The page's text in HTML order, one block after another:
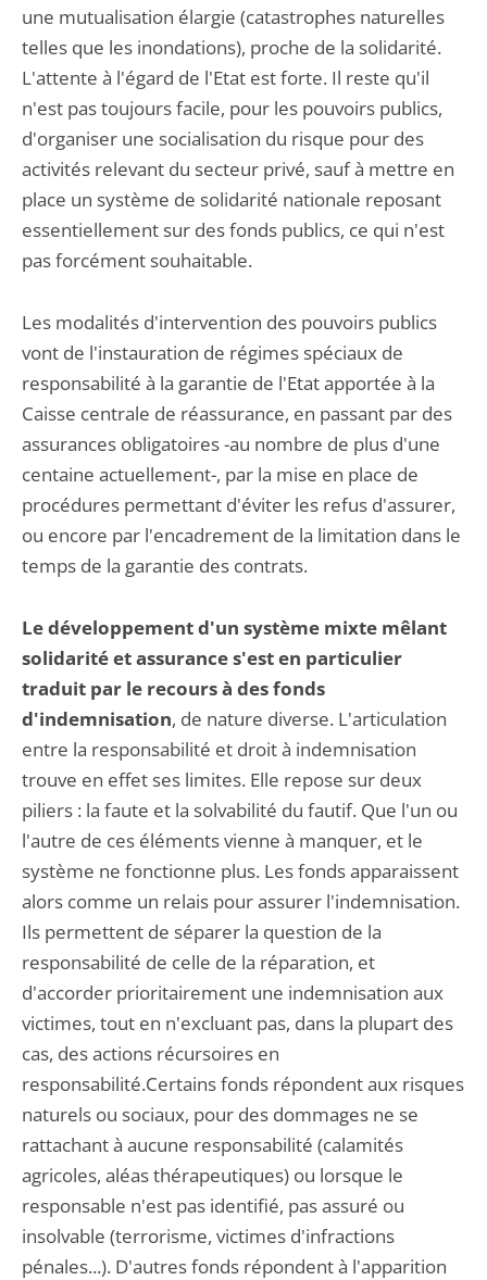
une mutualisation élargie (catastrophes naturelles
telles que les inondations), proche de la solidarité.
L'attente à l'égard de l'Etat est forte. Il reste qu'il
n'est pas toujours facile, pour les pouvoirs publics,
d'organiser une socialisation du risque pour des
activités relevant du secteur privé, sauf à mettre en
place un système de solidarité nationale reposant
essentiellement sur des fonds publics, ce qui n'est
pas forcément souhaitable.
Les modalités d'intervention des pouvoirs publics
vont de l'instauration de régimes spéciaux de
responsabilité à la garantie de l'Etat apportée à la
Caisse centrale de réassurance, en passant par des
assurances obligatoires -au nombre de plus d'une
centaine actuellement-, par la mise en place de
procédures permettant d'éviter les refus d'assurer,
ou encore par l'encadrement de la limitation dans le
temps de la garantie des contrats.
Le développement d'un système mixte mêlant
solidarité et assurance s'est en particulier
traduit par le recours à des fonds
d'indemnisation, de nature diverse. L'articulation
entre la responsabilité et droit à indemnisation
trouve en effet ses limites. Elle repose sur deux
piliers : la faute et la solvabilité du fautif. Que l'un ou
l'autre de ces éléments vienne à manquer, et le
système ne fonctionne plus. Les fonds apparaissent
alors comme un relais pour assurer l'indemnisation.
Ils permettent de séparer la question de la
responsabilité de celle de la réparation, et
d'accorder prioritairement une indemnisation aux
victimes, tout en n'excluant pas, dans la plupart des
cas, des actions récursoires en
responsabilité.Certains fonds répondent aux risques
naturels ou sociaux, pour des dommages ne se
rattachant à aucune responsabilité (calamités
agricoles, aléas thérapeutiques) ou lorsque le
responsable n'est pas identifié, pas assuré ou
insolvable (terrorisme, victimes d'infractions
pénales...). D'autres fonds répondent à l'apparition